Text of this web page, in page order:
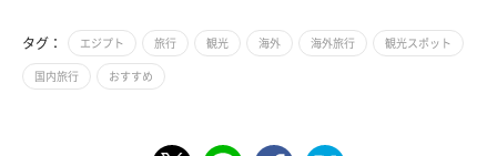
タグ： エジプト 旅行 観光 海外 海外旅行 観光スポット
国内旅行 おすすめ